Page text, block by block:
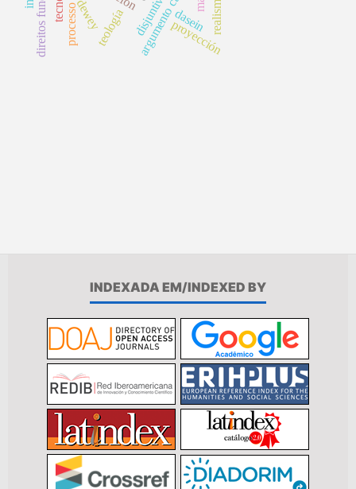
proyección
deweyteología dasein
INDEXADA EM/INDEXED BY